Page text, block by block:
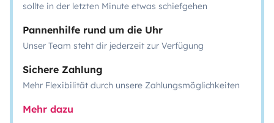
sollte in der letzten Minute etwas schiefgehen
Pannenhilfe rund um die Uhr
Unser Team steht dir jederzeit zur Verfügung
Sichere Zahlung
Mehr Flexibilität durch unsere Zahlungsmöglichkeiten
Mehr dazu